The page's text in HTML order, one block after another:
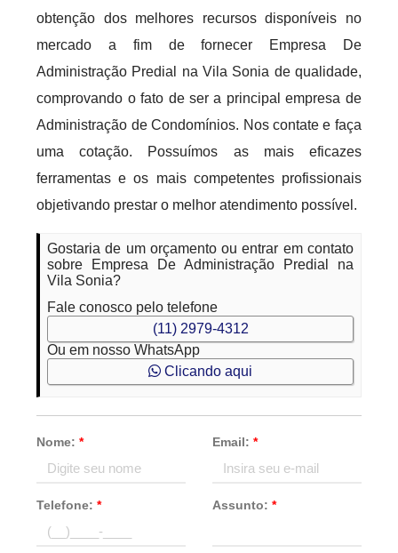
obtenção dos melhores recursos disponíveis no
mercado a fim de fornecer Empresa De
Administração Predial na Vila Sonia de qualidade,
comprovando o fato de ser a principal empresa de
Administração de Condomínios. Nos contate e faça
uma cotação. Possuímos as mais eficazes
ferramentas e os mais competentes profissionais
objetivando prestar o melhor atendimento possível.
Gostaria de um orçamento ou entrar em contato
sobre Empresa De Administração Predial na
Vila Sonia?
Fale conosco pelo telefone
(11) 2979-4312
Ou em nosso WhatsApp
Clicando aqui
Nome:* Email: *
Telefone:* Assunto: *